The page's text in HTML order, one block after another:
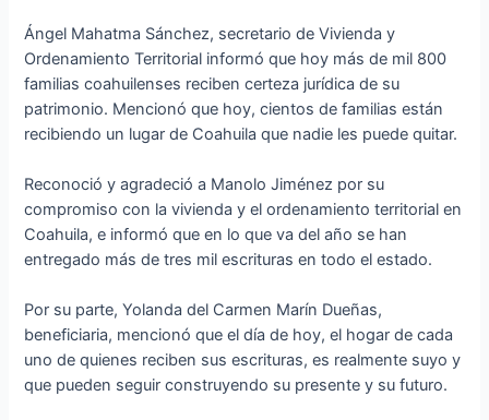
Ángel Mahatma Sánchez, secretario de Vivienda y
Ordenamiento Territorial informó que hoy más de mil 800
familias coahuilenses reciben certeza jurídica de su
patrimonio. Mencionó que hoy, cientos de familias están
recibiendo un lugar de Coahuila que nadie les puede quitar.
Reconoció y agradeció a Manolo Jiménez por su
compromiso con la vivienda y el ordenamiento territorial en
Coahuila, e informó que en lo que va del año se han
entregado más de tres mil escrituras en todo el estado.
Por su parte, Yolanda del Carmen Marín Dueñas,
beneficiaria, mencionó que el día de hoy, el hogar de cada
uno de quienes reciben sus escrituras, es realmente suyo y
que pueden seguir construyendo su presente y su futuro.